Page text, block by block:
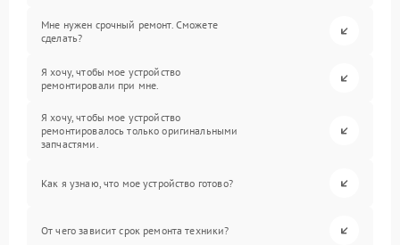
Мне нужен срочный ремонт. Сможете
сделать?
Я хочу, чтобы мое устройство
ремонтировали при мне.
Я хочу, чтобы мое устройство
ремонтировалось только оригинальными
запчастями.
Как я узнаю, что мое устройство готово?
От чего зависит срок ремонта техники?